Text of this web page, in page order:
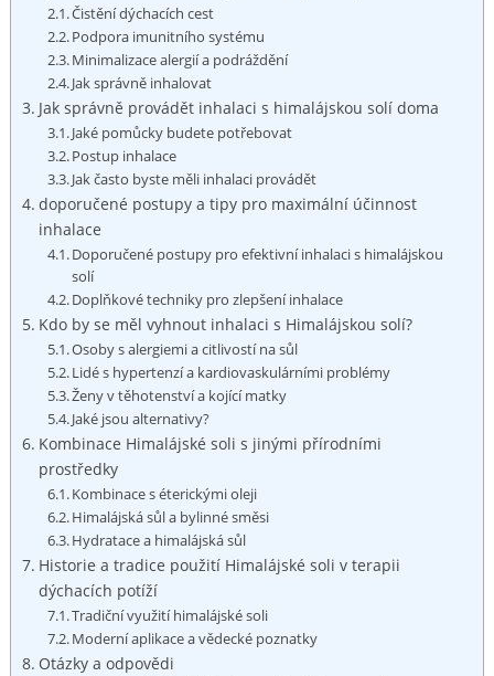
Čistění dýchacích ​cest
Podpora imunitního systému
Minimalizace alergií a⁢ podráždění
Jak správně inhalovat
Jak správně provádět inhalaci s himalájskou solí doma
Jaké pomůcky budete potřebovat
Postup inhalace
Jak často byste měli inhalaci provádět
doporučené postupy a tipy pro maximální účinnost
inhalace
Doporučené postupy pro efektivní inhalaci s himalájskou
solí
Doplňkové techniky pro zlepšení inhalace
Kdo by se ‌měl vyhnout inhalaci s Himalájskou solí?
Osoby s alergiemi a citlivostí na sůl
Lidé s hypertenzí a kardiovaskulárními problémy
Ženy v těhotenství a kojící⁣ matky
Jaké jsou alternativy?
Kombinace Himalájské ​soli s jinými přírodními
prostředky
Kombinace s éterickými oleji
Himalájská sůl a⁤ bylinné směsi
Hydratace a himalájská sůl
Historie a ⁢tradice‍ použití Himalájské soli v terapii
dýchacích potíží
Tradiční využití himalájské soli
Moderní aplikace a vědecké poznatky
Otázky a odpovědi